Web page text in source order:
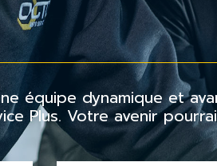
équipe dynamique et
Plus. Votre avenir